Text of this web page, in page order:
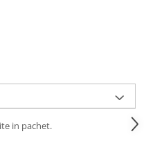
in pachet.